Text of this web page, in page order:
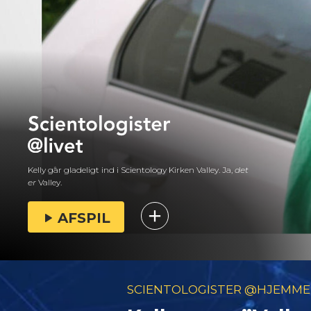
Kelly går gladeligt ind i Scientology Kirken Valley. Ja, det
er Valley.
AFSPIL
SCIENTOLOGISTER @HJEMME